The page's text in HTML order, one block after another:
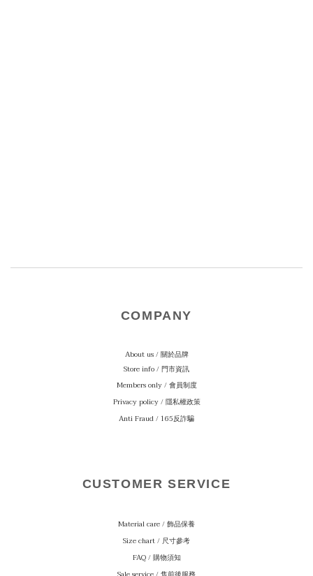
COMPANY
About us / 關於品牌
Store info / 門市資訊
Members only / 會員制度
Privacy policy / 隱私權政策
Anti Fraud / 165反詐騙
CUSTOMER SERVICE
Material care/ 飾品保養
Size chart / 尺寸參考
FAQ / 購物須知